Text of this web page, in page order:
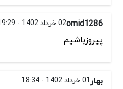
omid128602 خرداد 1402 - 19:29
پیروزباشیم
بهار01 خرداد 1402 - 18:34